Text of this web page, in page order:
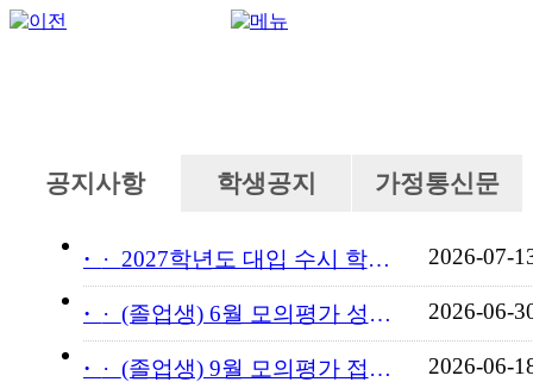
공지사항 학생공지 가정통신문
· 2027학년도 대입 수시 학교... 2026-07-
· (졸업생) 6월 모의평가 성적... 2026-06-
· (졸업생) 9월 모의평가 접수... 2026-06-